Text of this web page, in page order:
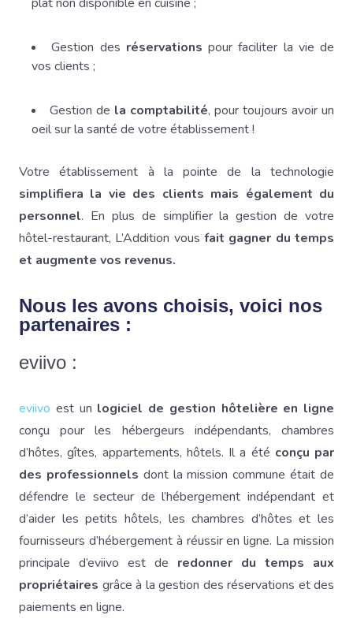
Gestion des réservations pour faciliter la vie de
vos clients ;
Gestion de la comptabilité, pour toujours avoir un
oeil sur la santé de votre établissement !
Votre établissement à la pointe de la technologie
simplifiera la vie des clients mais également du
personnel. En plus de simplifier la gestion de votre
hôtel-restaurant, L’Addition vous fait gagner du temps
et augmente vos revenus.
Nous les avons choisis, voici nos
partenaires :
eviivo :
eviivo est un logiciel de gestion hôtelière en ligne
conçu pour les hébergeurs indépendants, chambres
d’hôtes, gîtes, appartements, hôtels. Il a été conçu par
des professionnels dont la mission commune était de
défendre le secteur de l’hébergement indépendant et
d’aider les petits hôtels, les chambres d’hôtes et les
fournisseurs d’hébergement à réussir en ligne. La mission
principale d’eviivo est de redonner du temps aux
propriétaires grâce à la gestion des réservations et des
paiements en ligne.